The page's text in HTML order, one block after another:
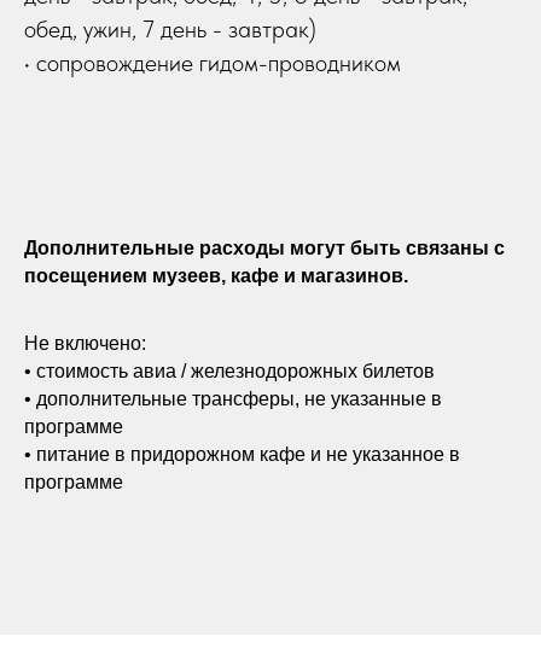
обед, ужин, 7 день - завтрак)
• сопровождение гидом-проводником
Дополнительные расходы могут быть связаны с
посещением музеев, кафе и магазинов.
Не включено:
• стоимость авиа / железнодорожных билетов
• дополнительные трансферы, не указанные в
программе
• питание в придорожном кафе и не указанное в
программе